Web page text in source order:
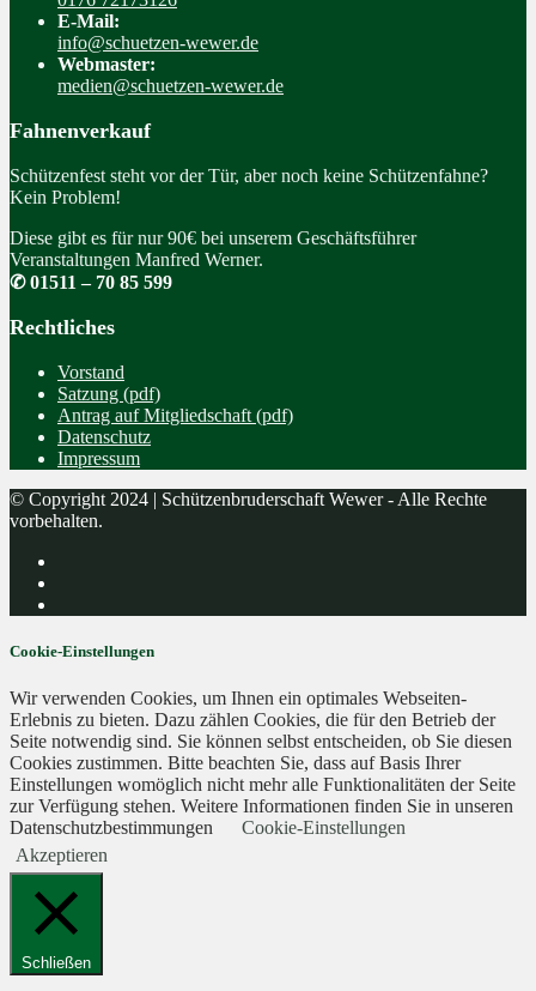
E-Mail:
info@schuetzen-wewer.de
Webmaster:
medien@schuetzen-wewer.de
Fahnenverkauf
Schützenfest steht vor der Tür, aber noch keine Schützenfahne?
Kein Problem!
Diese gibt es für nur 90€ bei unserem Geschäftsführer
Veranstaltungen Manfred Werner.
✆ 01511 – 70 85 599
Rechtliches
Vorstand
Satzung (pdf)
Antrag auf Mitgliedschaft (pdf)
Datenschutz
Impressum
© Copyright 2024 | Schützenbruderschaft Wewer - Alle Rechte
vorbehalten.
Cookie-Einstellungen
Wir verwenden Cookies, um Ihnen ein optimales Webseiten-
Erlebnis zu bieten. Dazu zählen Cookies, die für den Betrieb der
Seite notwendig sind. Sie können selbst entscheiden, ob Sie diesen
Cookies zustimmen. Bitte beachten Sie, dass auf Basis Ihrer
Einstellungen womöglich nicht mehr alle Funktionalitäten der Seite
zur Verfügung stehen. Weitere Informationen finden Sie in unseren
Datenschutzbestimmungen
Cookie-Einstellungen
Akzeptieren
Schließen